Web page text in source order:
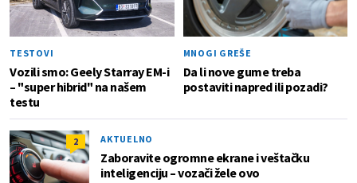
TESTOVI
Vozili smo: Geely Starray EM-i
– "super hibrid" na našem
testu
MNOGI GREŠE
Da li nove gume treba
postaviti napred ili pozadi?
2 AKTUELNO
Zaboravite ogromne ekrane i veštačku
inteligenciju – vozači žele ovo